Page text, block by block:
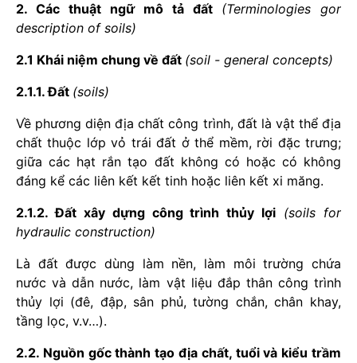
2. Các thuật ngữ mô tả đất (Terminologies gor
description of soils)
2.1 Khái niệm chung về đất (soil - general concepts)
2.1.1. Đất (soils)
Về phương diện địa chất công trình, đất là vật thể địa
chất thuộc lớp vỏ trái đất ở thể mềm, rời đặc trưng;
giữa các hạt rắn tạo đất không có hoặc có không
đáng kể các liên kết kết tinh hoặc liên kết xi măng.
2.1.2. Đất xây dựng công trình thủy lợi (soils for
hydraulic construction)
Là đất được dùng làm nền, làm môi trường chứa
nước và dẫn nước, làm vật liệu đắp thân công trình
thủy lợi (đê, đập, sân phủ, tường chắn, chân khay,
tầng lọc, v.v…).
2.2. Nguồn gốc thành tạo địa chất, tuổi và kiểu trầm